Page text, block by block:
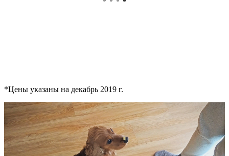
*Цены указаны на декабрь 2019 г.